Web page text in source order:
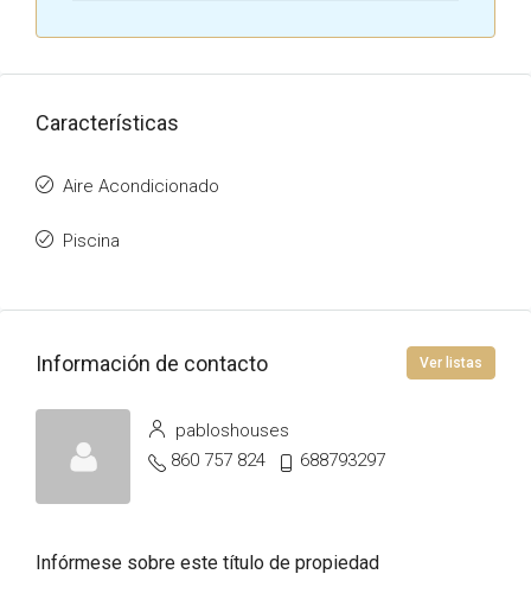
Características
Aire Acondicionado
Piscina
Información de contacto Ver listas
pabloshouses
860 757 824
688793297
Infórmese sobre este título de propiedad